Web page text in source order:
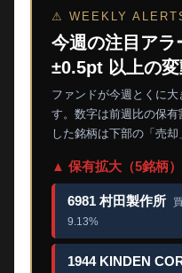
⚠ WEEKLY
今週の注目アラ
±0.5pt 以上の変
ファンドが今週とくに
す。数字は前週比の保
した銘柄は下部の「売却
▲ 保有拡大（5銘柄）
6981 村田製作所
9.13%
1944 KINDEN